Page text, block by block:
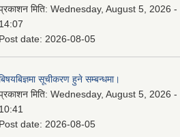
मिति: Wednesday, August 5, 2026 -
14:07
Post date: 2026-08-05
सूचीकरण हुने सम्बन्धमा।
मिति: Wednesday, August 5, 2026 -
10:41
Post date: 2026-08-05